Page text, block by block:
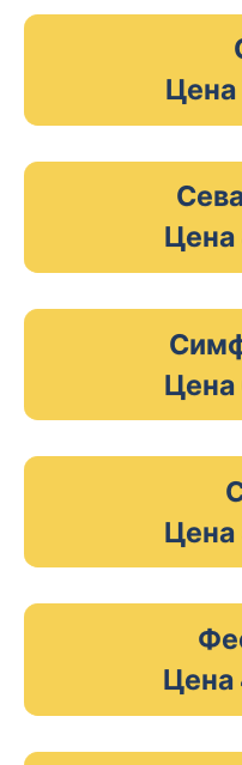
Цена
Цена
Цена
Цена